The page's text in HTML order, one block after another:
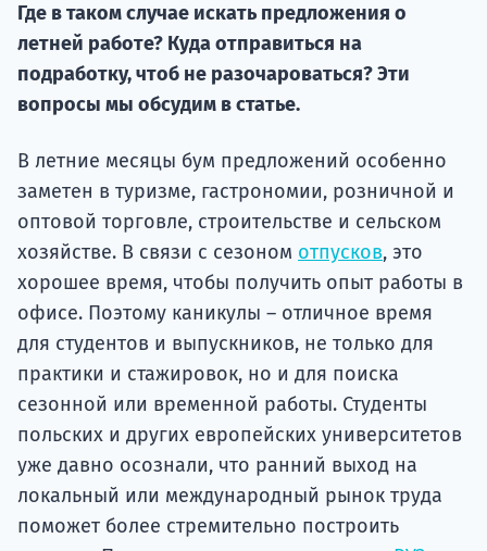
Где в таком случае искать предложения о
летней работе? Куда отправиться на
подработку, чтоб не разочароваться? Эти
вопросы мы обсудим в статье.
В летние месяцы бум предложений особенно
заметен в туризме, гастрономии, розничной и
оптовой торговле, строительстве и сельском
хозяйстве. В связи с сезоном отпусков, это
хорошее время, чтобы получить опыт работы в
офисе. Поэтому каникулы – отличное время
для студентов и выпускников, не только для
практики и стажировок, но и для поиска
сезонной или временной работы. Студенты
польских и других европейских университетов
уже давно осознали, что ранний выход на
локальный или международный рынок труда
поможет более стремительно построить